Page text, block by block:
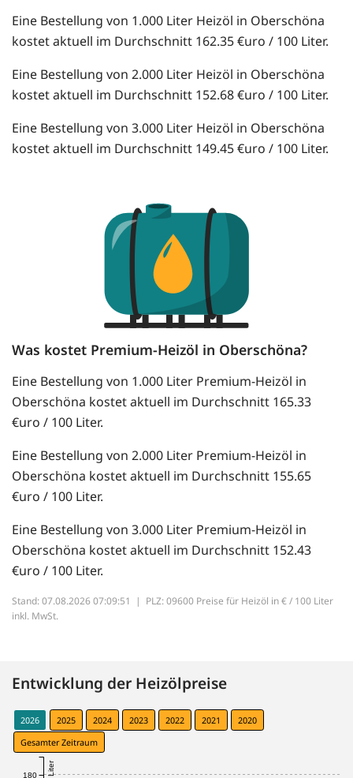
Eine Bestellung von 1.000 Liter Heizöl in Oberschöna
kostet aktuell im Durchschnitt 162.35 €uro / 100 Liter.
Eine Bestellung von 2.000 Liter Heizöl in Oberschöna
kostet aktuell im Durchschnitt 152.68 €uro / 100 Liter.
Eine Bestellung von 3.000 Liter Heizöl in Oberschöna
kostet aktuell im Durchschnitt 149.45 €uro / 100 Liter.
Was kostet Premium-Heizöl in Oberschöna?
Eine Bestellung von 1.000 Liter Premium-Heizöl in
Oberschöna kostet aktuell im Durchschnitt 165.33
€uro / 100 Liter.
Eine Bestellung von 2.000 Liter Premium-Heizöl in
Oberschöna kostet aktuell im Durchschnitt 155.65
€uro / 100 Liter.
Eine Bestellung von 3.000 Liter Premium-Heizöl in
Oberschöna kostet aktuell im Durchschnitt 152.43
€uro / 100 Liter.
Stand: 07.08.2026 07:09:51 | PLZ: 09600 Preise für Heizöl in € / 100 Liter
inkl. MwSt.
Entwicklung der Heizölpreise
2026 2025 2024 2023 2022 2021
2020
Gesamter Zeitraum
180